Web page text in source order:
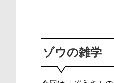
ゾウの雑学